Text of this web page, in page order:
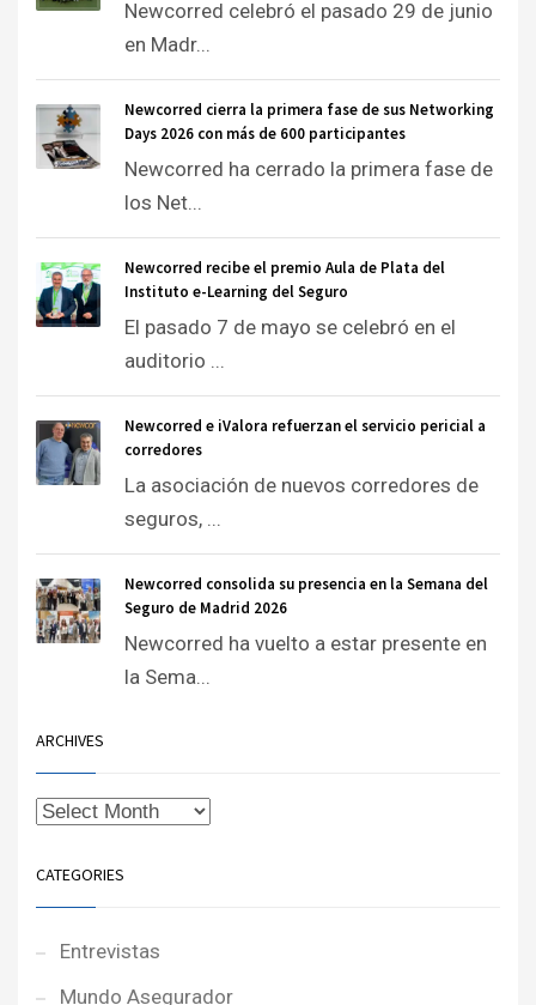
Newcorred celebró el pasado 29 de junio
en Madr...
Newcorred cierra la primera fase de sus Networking
Days 2026 con más de 600 participantes
Newcorred ha cerrado la primera fase de
los Net...
Newcorred recibe el premio Aula de Plata del
Instituto e-Learning del Seguro
El pasado 7 de mayo se celebró en el
auditorio ...
Newcorred e iValora refuerzan el servicio pericial a
corredores
La asociación de nuevos corredores de
seguros, ...
Newcorred consolida su presencia en la Semana del
Seguro de Madrid 2026
Newcorred ha vuelto a estar presente en
la Sema...
ARCHIVES
CATEGORIES
Entrevistas
Mundo Asegurador